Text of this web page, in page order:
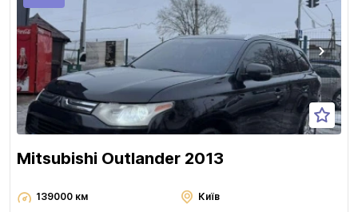
Mitsubishi Outlander 2013
139000 км
Київ